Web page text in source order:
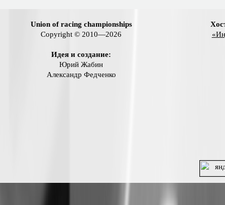
Union of racing championships
Copyright © 2010—2026
Идея и создание:
Юрий Жабин
Александр Федченко